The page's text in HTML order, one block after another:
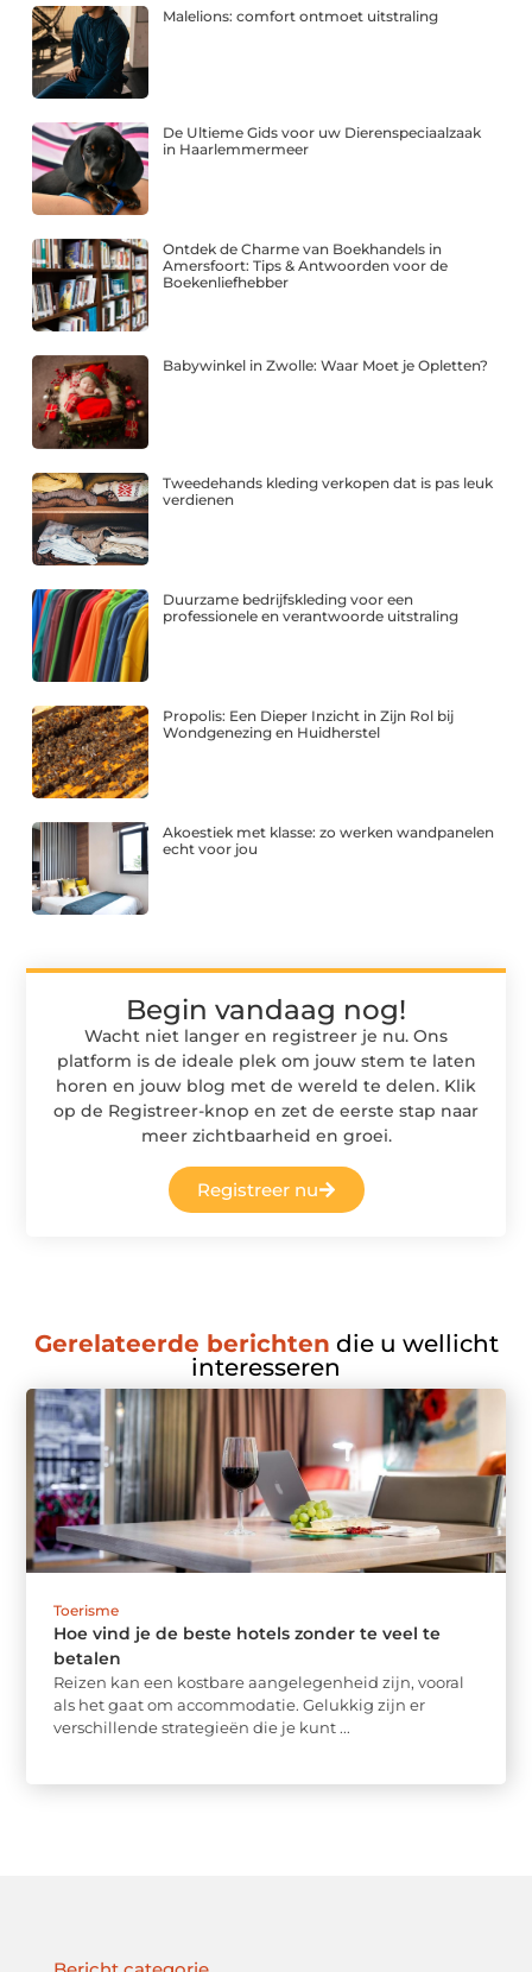
Malelions: comfort ontmoet uitstraling
De Ultieme Gids voor uw Dierenspeciaalzaak
in Haarlemmermeer
Ontdek de Charme van Boekhandels in
Amersfoort: Tips & Antwoorden voor de
Boekenliefhebber
Babywinkel in Zwolle: Waar Moet je Opletten?
Tweedehands kleding verkopen dat is pas leuk
verdienen
Duurzame bedrijfskleding voor een
professionele en verantwoorde uitstraling
Propolis: Een Dieper Inzicht in Zijn Rol bij
Wondgenezing en Huidherstel
Akoestiek met klasse: zo werken wandpanelen
echt voor jou
Begin vandaag nog!
Wacht niet langer en registreer je nu. Ons
platform is de ideale plek om jouw stem te laten
horen en jouw blog met de wereld te delen. Klik
op de Registreer-knop en zet de eerste stap naar
meer zichtbaarheid en groei.
Registreer nu
Gerelateerde berichten die u wellicht
interesseren
Toerisme
Hoe vind je de beste hotels zonder te veel te
betalen
Reizen kan een kostbare aangelegenheid zijn, vooral
als het gaat om accommodatie. Gelukkig zijn er
verschillende strategieën die je kunt ...